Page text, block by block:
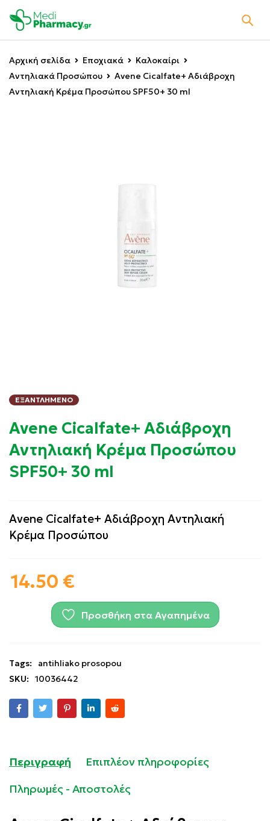
Αρχική σελίδα Εποχιακά
Καλοκαίρι
Αντηλιακά Προσώπου
Avene Cicalfate+ Αδιάβροχη
Αντηλιακή Κρέμα Προσώπου SPF50+ 30 ml
ΕΞΑΝΤΛΗΜΈΝΟ
Avene Cicalfate+ Αδιάβροχη
Αντηλιακή Κρέμα Προσώπου
SPF50+ 30 ml
Avene Cicalfate+ Αδιάβροχη Αντηλιακή
Κρέμα Προσώπου
14.50 €
Προσθήκη στα Αγαπημένα
Tags:
antihliako prosopou
SKU:
10036442
Περιγραφή
Επιπλέον πληροφορίες
Πληρωμές - Αποστολές